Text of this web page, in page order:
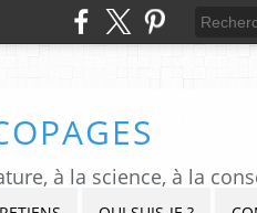
à la science, à la